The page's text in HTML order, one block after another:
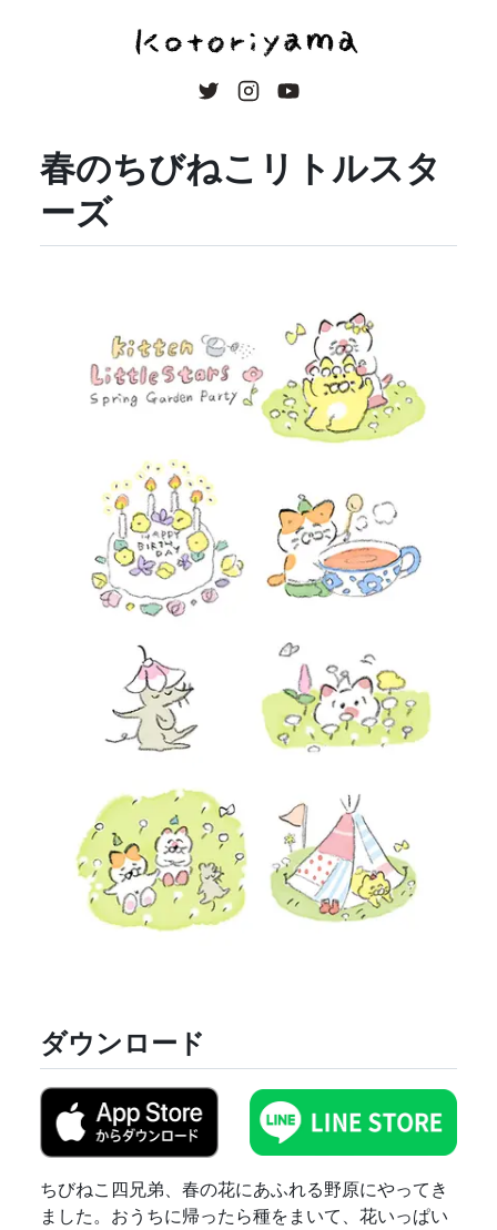
春のちびねこリトルスタ
ーズ
ダウンロード
ちびねこ四兄弟、春の花にあふれる野原にやってき
ました。おうちに帰ったら種をまいて、花いっぱい